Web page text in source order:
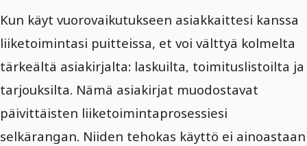
Kun käyt vuorovaikutukseen asiakkaittesi kanssa
liiketoimintasi puitteissa, et voi välttyä kolmelta
tärkeältä asiakirjalta: laskuilta, toimituslistoilta ja
tarjouksilta. Nämä asiakirjat muodostavat
päivittäisten liiketoimintaprosessiesi
selkärangan. Niiden tehokas käyttö ei ainoastaan